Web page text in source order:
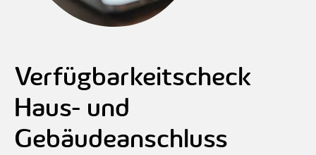
Verfügbarkeitscheck
Haus- und
Gebäudeanschluss